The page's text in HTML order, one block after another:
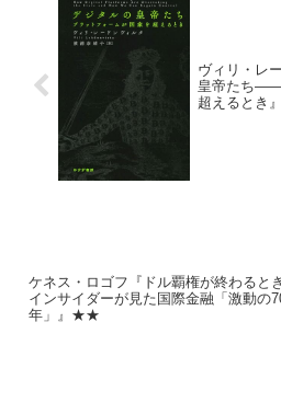
ヴィリ・レ
皇帝たち――
超えると
ケネス・ロゴフ『ドル覇権が終わると
インサイダーが見た国際金融「激動の
年」』★★